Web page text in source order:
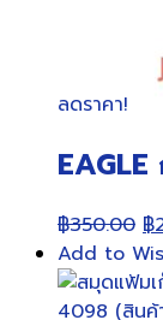
ลดราคา!
฿350.00
฿
฿
Add to